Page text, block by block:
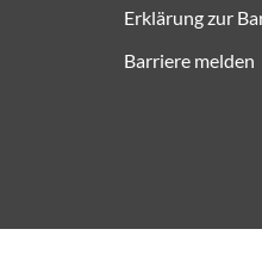
Erklärung zur
Barriere melden